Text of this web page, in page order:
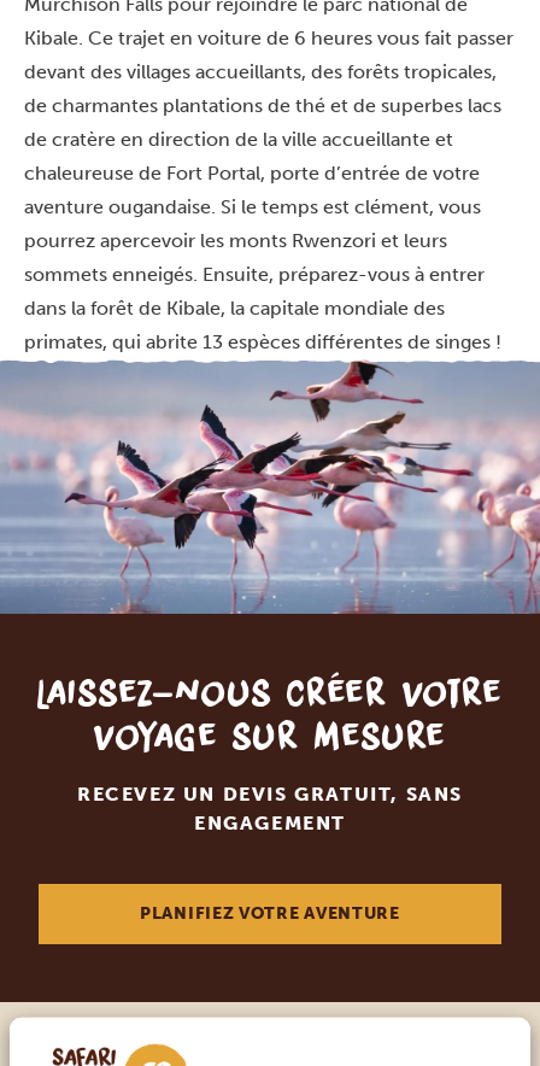
Kibale. Ce trajet en voiture de 6 heures vous fait passer
devant des villages accueillants, des forêts tropicales,
de charmantes plantations de thé et de superbes lacs
de cratère en direction de la ville accueillante et
chaleureuse de Fort Portal, porte d’entrée de votre
aventure ougandaise. Si le temps est clément, vous
pourrez apercevoir les monts Rwenzori et leurs
sommets enneigés. Ensuite, préparez-vous à entrer
dans la forêt de Kibale, la capitale mondiale des
primates, qui abrite 13 espèces différentes de singes !
Laissez-nous créer votre
voyage sur mesure
RECEVEZ UN DEVIS GRATUIT, SANS
ENGAGEMENT
PLANIFIEZ VOTRE AVENTURE